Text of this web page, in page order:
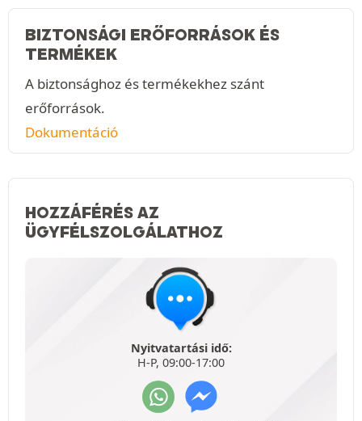
BIZTONSÁGI ERŐFORRÁSOK ÉS
TERMÉKEK
A biztonsághoz és termékekhez szánt
erőforrások.
Dokumentáció
HOZZÁFÉRÉS AZ
ÜGYFÉLSZOLGÁLATHOZ
Nyitvatartási idő:
H-P, 09:00-17:00